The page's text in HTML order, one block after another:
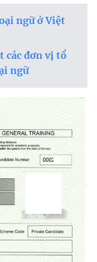
ngữ ở Việt
các đơn vị tổ
ngữ